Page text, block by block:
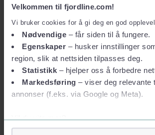
Velkommen til fjordline.com!
Vi bruker cookies for å gi deg en god
Nødvendige – får siden til å fungere.
Egenskaper – husker innstillinger
region, slik at nettsiden tilpasses deg.
Statistikk – hjelper oss å forbedre
Markedsføring – viser deg relevante
annonser (f.eks. via Google og Meta).
Vil du vite mer?
Om informasjonskapsler